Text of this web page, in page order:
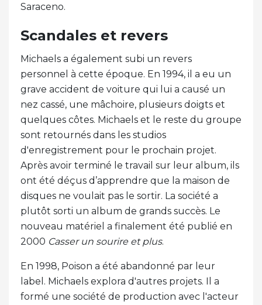
Saraceno.
Scandales et revers
Michaels a également subi un revers
personnel à cette époque. En 1994, il a eu un
grave accident de voiture qui lui a causé un
nez cassé, une mâchoire, plusieurs doigts et
quelques côtes. Michaels et le reste du groupe
sont retournés dans les studios
d'enregistrement pour le prochain projet.
Après avoir terminé le travail sur leur album, ils
ont été déçus d’apprendre que la maison de
disques ne voulait pas le sortir. La société a
plutôt sorti un album de grands succès. Le
nouveau matériel a finalement été publié en
2000 Casser un sourire et plus.
En 1998, Poison a été abandonné par leur
label. Michaels explora d'autres projets. Il a
formé une société de production avec l'acteur